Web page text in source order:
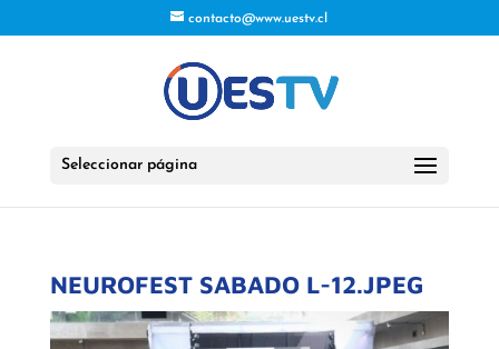
contacto@www.uestv.cl
Seleccionar página
NEUROFEST SABADO L-12.JPEG